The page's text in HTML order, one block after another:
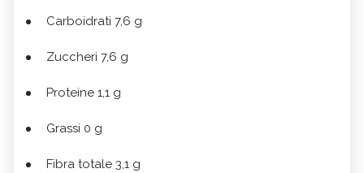
Carboidrati 7,6 g
Zuccheri 7,6 g
Proteine 1,1 g
Grassi 0 g
Fibra totale 3,1 g